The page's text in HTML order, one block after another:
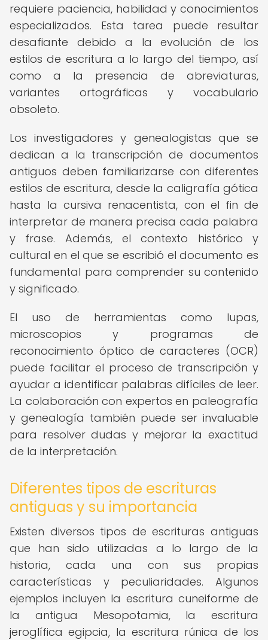
requiere paciencia, habilidad y conocimientos
especializados. Esta tarea puede resultar
desafiante debido a la evolución de los
estilos de escritura a lo largo del tiempo, así
como a la presencia de abreviaturas,
variantes ortográficas y vocabulario
obsoleto.
Los investigadores y genealogistas que se
dedican a la transcripción de documentos
antiguos deben familiarizarse con diferentes
estilos de escritura, desde la caligrafía gótica
hasta la cursiva renacentista, con el fin de
interpretar de manera precisa cada palabra
y frase. Además, el contexto histórico y
cultural en el que se escribió el documento es
fundamental para comprender su contenido
y significado.
El uso de herramientas como lupas,
microscopios y programas de
reconocimiento óptico de caracteres (OCR)
puede facilitar el proceso de transcripción y
ayudar a identificar palabras difíciles de leer.
La colaboración con expertos en paleografía
y genealogía también puede ser invaluable
para resolver dudas y mejorar la exactitud
de la interpretación.
Diferentes tipos de escrituras
antiguas y su importancia
Existen diversos tipos de escrituras antiguas
que han sido utilizadas a lo largo de la
historia, cada una con sus propias
características y peculiaridades. Algunos
ejemplos incluyen la escritura cuneiforme de
la antigua Mesopotamia, la escritura
jeroglífica egipcia, la escritura rúnica de los